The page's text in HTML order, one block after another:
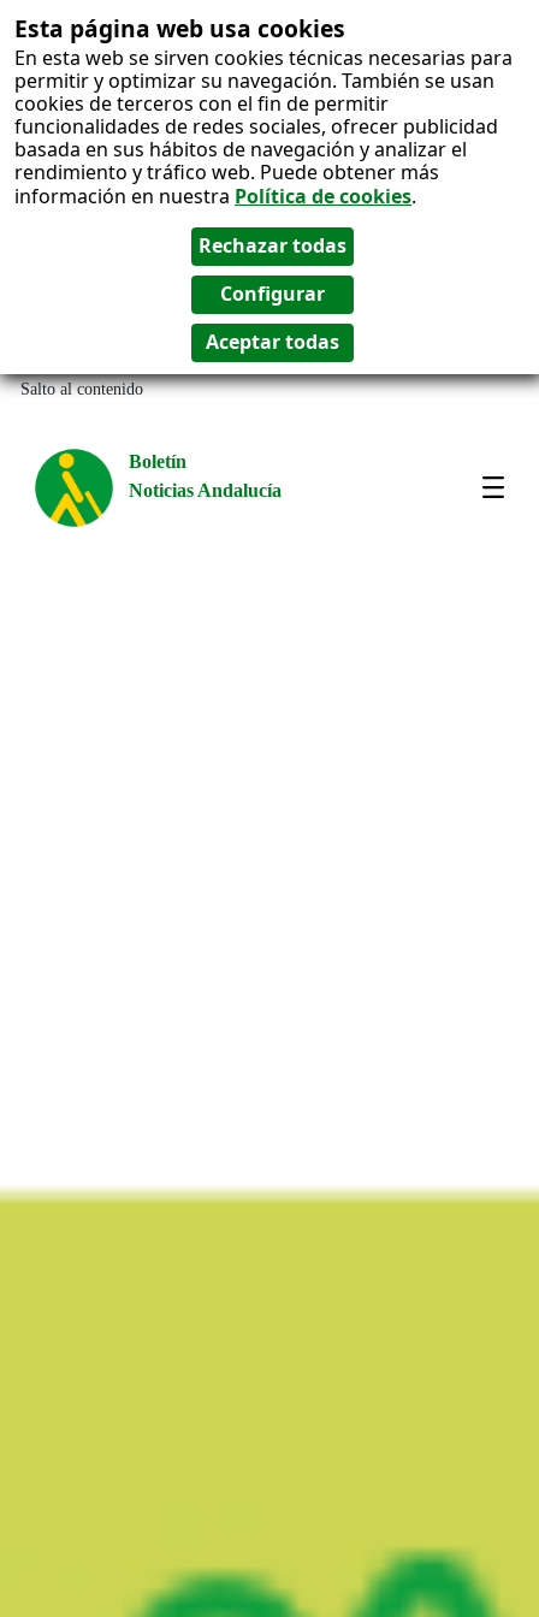
Esta página web usa cookies
En esta web se sirven cookies técnicas necesarias para
permitir y optimizar su navegación. También se usan
cookies de terceros con el fin de permitir
funcionalidades de redes sociales, ofrecer publicidad
basada en sus hábitos de navegación y analizar el
rendimiento y tráfico web. Puede obtener más
información en nuestra Política de cookies.
Salto al contenido
Boletín
Noticias Andalucía